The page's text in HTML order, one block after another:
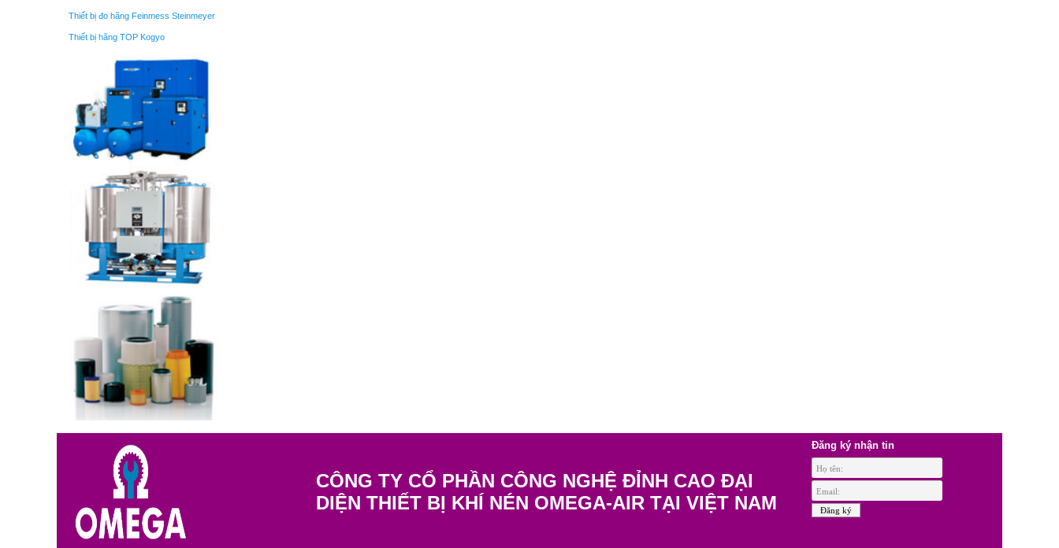
Thiết bị đo hãng Feinmess Steinmeyer
Thiết bị hãng TOP Kogyo
CÔNG TY CỔ PHẦN CÔNG NGHỆ ĐỈNH CAO ĐẠI
DIỆN THIẾT BỊ KHÍ NÉN OMEGA-AIR TẠI VIỆT NAM
Đăng ký nhận tin